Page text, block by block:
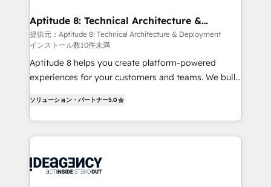
➤ L’intégration de CRM et de méthodologie RevOps
pour aligner les équipes marketing, commerciales et
support client (data migration, synchronisation API,
audit et maintenance) ➤ La création de sites internet
de conversion qui transforment les visiteurs en
stratégies d'acquisition marketing (SEO, SEA,
inbound, automatisation marketing, ABM, IA,
emailing) Informations clés : - 10 ans d'expérience -
experts conseil - 150 certifications HubSpot
Aptitude 8: Technical Architecture &
Deployment
提供元：Aptitude 8: Technical Architecture & Deployment
インストール数10件未満
Aptitude 8 helps you create platform-powered
experiences for your customers and teams. We build
across your entire tech stack. Aptitude 8 is trusted
by top brands such as Lenovo, Bluetooth,
International Sports Sciences Association, SXSW,
Randstad, Uber Freight, and HubSpot itself. We have
ソリューション・パートナー5.0